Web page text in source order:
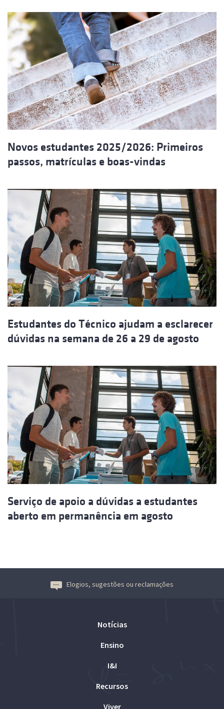
Novos estudantes 2025/2026: Primeiros
passos, matrículas e boas-vindas
Estudantes do Técnico ajudam a esclarecer
dúvidas na semana de 26 a 29 de agosto
Serviço de apoio a dúvidas a estudantes
aberto em permanência em agosto
Elogios, sugestões ou reclamações
Notícias
Ensino
I&I
Recursos
Viver